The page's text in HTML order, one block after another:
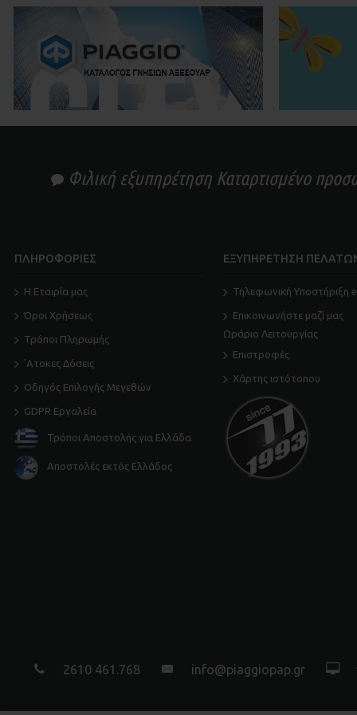
Φιλική εξυπηρέτηση Καταρτισμένο
ΠΛΗΡΟΦΟΡΙΕΣ
Η Εταιρία μας
Όροι Χρήσεως
Τρόποι Πληρωμής
'Ατοκες Δόσεις
Οδηγός Επιλογής Μεγεθών
GDPR Εργαλεία
Τρόποι Αποστολής για Ελλάδα
Αποστολές εκτός Ελλάδος
ΕΞΥΠΗΡΕΤΗΣΗ
Τηλεφωνική Υποστήριξη
Επικοινωνήστε μαζί μας
Ωράριο Λειτουργίας
Επιστροφές
Χάρτης ιστότοπου
2610 461.768 info@piaggiopap.gr